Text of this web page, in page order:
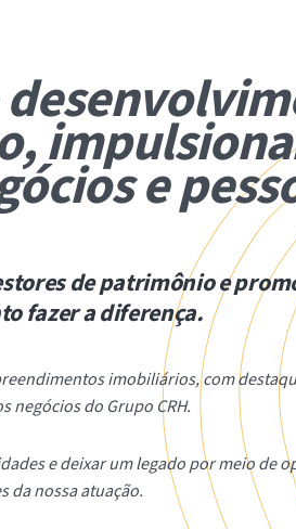
e
de patrimônio e
fazer a diferença.
imobiliários, com
negócios do Grupo CRH.
e deixar um legado por meio de
da nossa atuação.